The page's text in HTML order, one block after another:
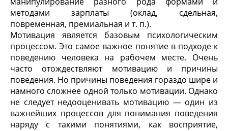
методами зарплаты (оклад, сдельная,
повременная, премиальная и т. п.).
Мотивация является базовым психологическим
процессом. Это самое важное понятие в подходе к
поведению человека на рабочем месте. Очень
часто отождествляют мотивацию и причины
поведения. Но причины поведения гораздо шире и
намного сложнее одной только мотивации. Однако
не следует недооценивать мотивацию — один из
важнейших процессов для понимания поведения
наряду с такими понятиями, как восприятие,